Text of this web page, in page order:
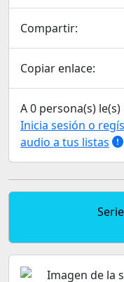
Compartir:
Copiar enlace:
A 0 persona(s)
Inicia sesión o
audio a tus listas